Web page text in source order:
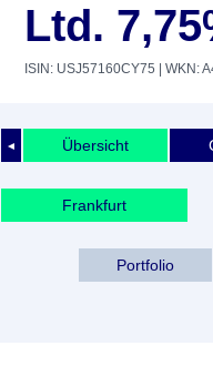
Ltd.
ISIN: USJ57160CY75 | WKN:
◄ Übersicht
Frankfurt
Portfolio